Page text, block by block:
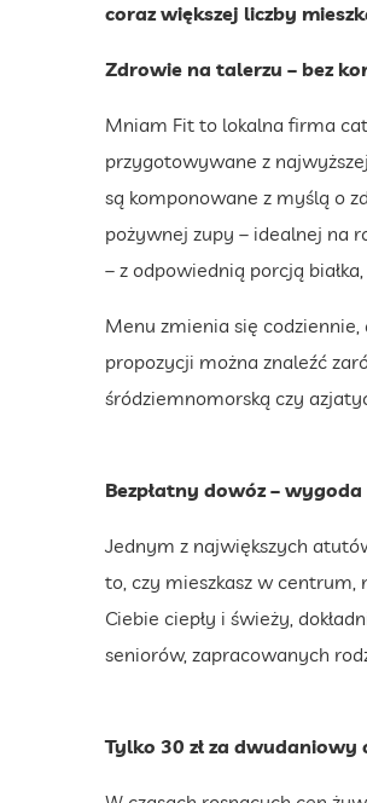
coraz większej liczby
Zdrowie na talerzu – bez
Mniam Fit to lokalna firma
przygotowywane z
są komponowane z myślą o
pożywnej zupy – idealnej na
– z odpowiednią porcją
Menu zmienia się
propozycji można znaleźć
śródziemnomorską czy
Bezpłatny dowóz –
Jednym z największych
to, czy mieszkasz w centrum,
Ciebie ciepły i świeży,
seniorów, zapracowanych
Tylko 30 zł za